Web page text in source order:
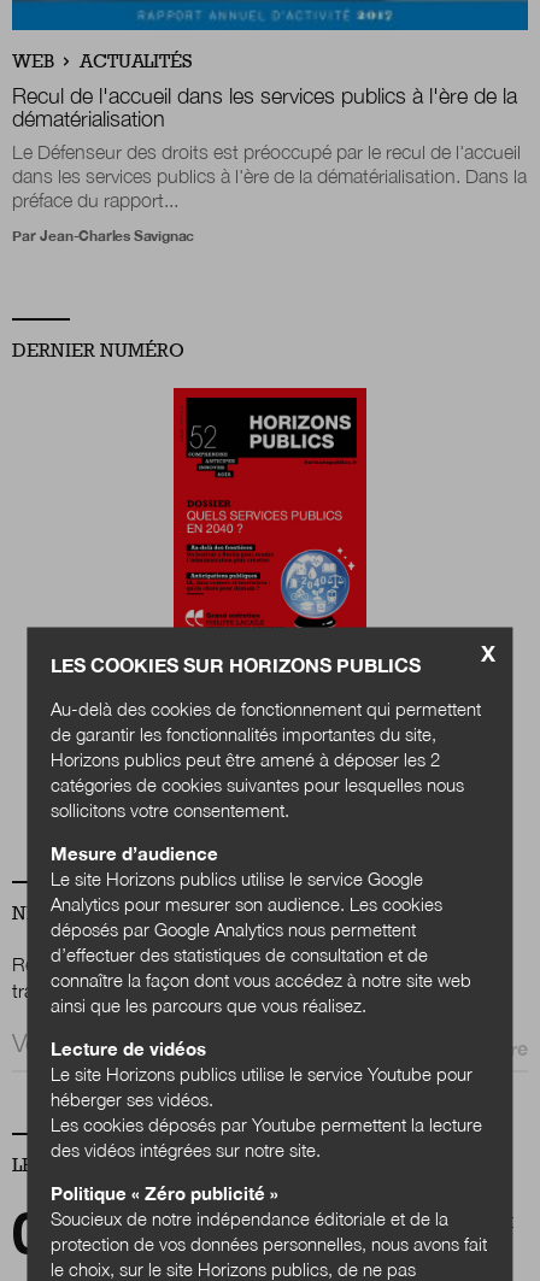
Boutique
Qui sommes-nous ?
Nous contacter
Newsletter
Renseignez votre email afin de suivre l'actualité
de la transformation publique.
sur Twittersur LinkedIn
sur
WEB ACTUALITÉS
Recul de l'accueil dans les services publics à l'ère de la
dématérialisation
Le Défenseur des droits est préoccupé par le recul de l'accueil
dans les services publics à l'ère de la dématérialisation. Dans la
préface du rapport...
Par Jean-Charles Savignac
DERNIER NUMÉRO
Quels services
publics en 2040 ?
Acheter
NEWSLETTER
Renseignez votre email afin de suivre l'actualité de la
transformation publique.
Email *
LES PLUS LUS
Les plans de transformation ministérielle sont
lancés
X
LES COOKIES SUR HORIZONS PUBLICS
Au-delà des cookies de fonctionnement qui permettent
de garantir les fonctionnalités importantes du site,
Horizons publics peut être amené à déposer les 2
catégories de cookies suivantes pour lesquelles nous
sollicitons votre consentement.
Mesure d’audience
Le site Horizons publics utilise le service Google
Analytics pour mesurer son audience. Les cookies
déposés par Google Analytics nous permettent
d’effectuer des statistiques de consultation et de
connaître la façon dont vous accédez à notre site web
ainsi que les parcours que vous réalisez.
Lecture de vidéos
Le site Horizons publics utilise le service Youtube pour
héberger ses vidéos.
Les cookies déposés par Youtube permettent la lecture
des vidéos intégrées sur notre site.
Politique « Zéro publicité »
Soucieux de notre indépendance éditoriale et de la
protection de vos données personnelles, nous avons fait
le choix, sur le site Horizons publics, de ne pas